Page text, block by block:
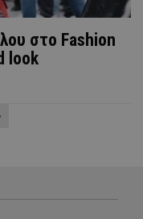
στo Fashion
look